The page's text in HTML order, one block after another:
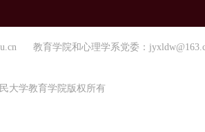
教育学院和心理学系党委：
大学教育学院版权所有